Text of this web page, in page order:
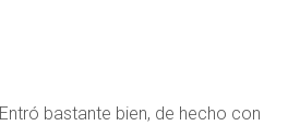
Entró bastante bien, de hecho con